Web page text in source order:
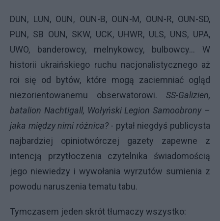
DUN, LUN, OUN, OUN-B, OUN-M, OUN-R, OUN-SD,
PUN, SB OUN, SKW, UCK, UHWR, ULS, UNS, UPA,
UWO, banderowcy, melnykowcy, bulbowcy... W
historii ukraińskiego ruchu nacjonalistycznego aż
roi się od bytów, które mogą zaciemniać ogląd
niezorientowanemu obserwatorowi. SS-Galizien,
batalion Nachtigall, Wołyński Legion Samoobrony –
jaka między nimi różnica?- pytał niegdyś publicysta
najbardziej opiniotwórczej gazety zapewne z
intencją przytłoczenia czytelnika świadomością
jego niewiedzy i wywołania wyrzutów sumienia z
powodu naruszenia tematu tabu.
Tymczasem jeden skrót tłumaczy wszystko: